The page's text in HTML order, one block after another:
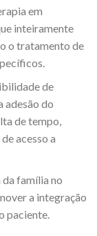
em
inteiramente
o tratamento de
de
adesão do
de tempo,
acesso a
da família no
a integração
paciente.